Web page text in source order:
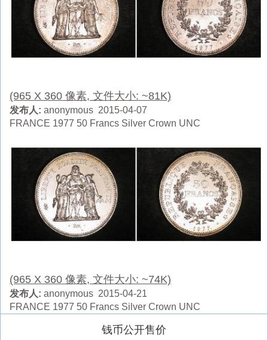
(965 X 360 像素, 文件大小: ~81K)
发布人: anonymous 2015-04-07
FRANCE 1977 50 Francs Silver Crown UNC
(965 X 360 像素, 文件大小: ~74K)
发布人: anonymous 2015-04-21
FRANCE 1977 50 Francs Silver Crown UNC